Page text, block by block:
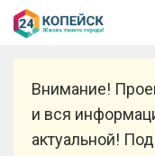
Внимание!
и вся
актуальной!